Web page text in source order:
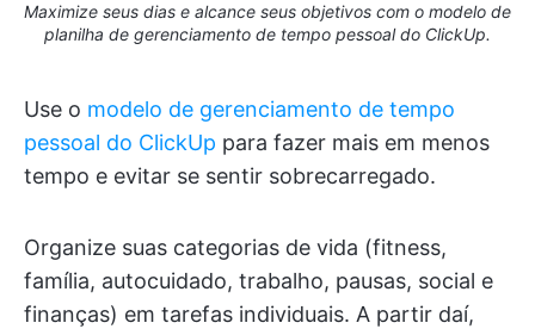
Maximize seus dias e alcance seus objetivos com o modelo de
planilha de gerenciamento de tempo pessoal do ClickUp.
Use o modelo de gerenciamento de tempo
pessoal do ClickUp para fazer mais em menos
tempo e evitar se sentir sobrecarregado.
Organize suas categorias de vida (fitness,
família, autocuidado, trabalho, pausas, social e
finanças) em tarefas individuais. A partir daí,